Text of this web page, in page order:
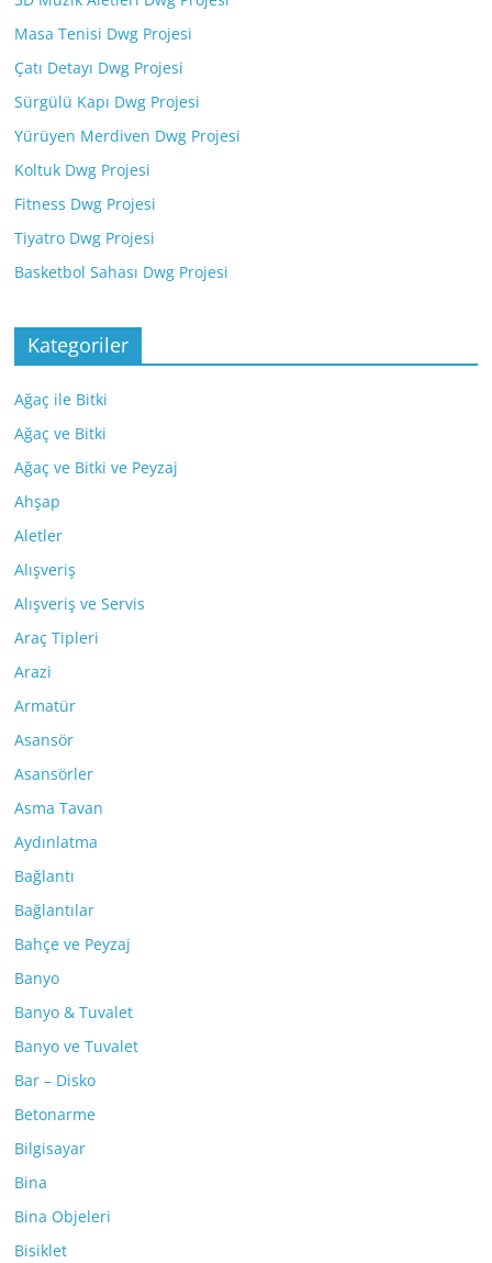
Masa Tenisi Dwg Projesi
Çatı Detayı Dwg Projesi
Sürgülü Kapı Dwg Projesi
Yürüyen Merdiven Dwg Projesi
Koltuk Dwg Projesi
Fitness Dwg Projesi
Tiyatro Dwg Projesi
Basketbol Sahası Dwg Projesi
Kategoriler
Ağaç ile Bitki
Ağaç ve Bitki
Ağaç ve Bitki ve Peyzaj
Ahşap
Aletler
Alışveriş
Alışveriş ve Servis
Araç Tipleri
Arazi
Armatür
Asansör
Asansörler
Asma Tavan
Aydınlatma
Bağlantı
Bağlantılar
Bahçe ve Peyzaj
Banyo
Banyo & Tuvalet
Banyo ve Tuvalet
Bar – Disko
Betonarme
Bilgisayar
Bina
Bina Objeleri
Bisiklet